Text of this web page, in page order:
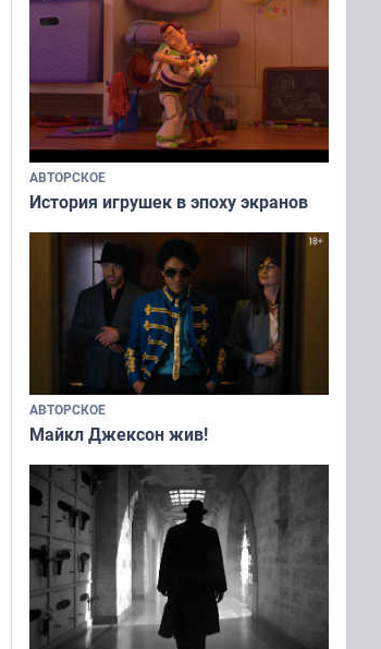
АВТОРСКОЕ
История игрушек в эпоху экранов
АВТОРСКОЕ
Майкл Джексон жив!